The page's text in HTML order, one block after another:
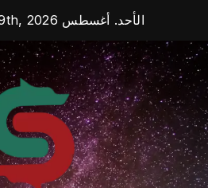
content
الأحد. أغسطس 9th, 2026